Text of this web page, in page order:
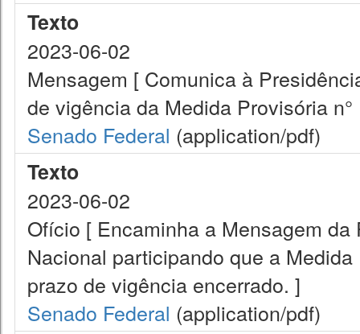
Texto
2023-06-02
Mensagem [ Comunica à
de vigência da Medida Provisória
Senado Federal (application/pdf)
Texto
2023-06-02
Ofício [ Encaminha a Mensagem
Nacional participando que a
prazo de vigência encerrado. ]
Senado Federal (application/pdf)